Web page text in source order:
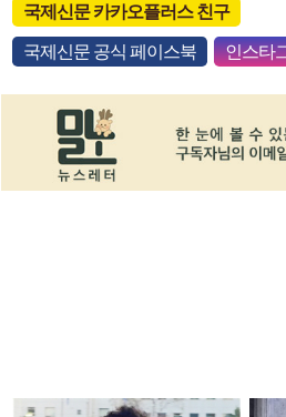
국제신문 카카오플러스 친구
국제신문 공식 페이스북 인스타